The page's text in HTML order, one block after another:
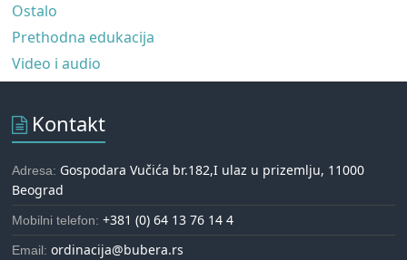
Ostalo
Prethodna edukacija
Video i audio
Kontakt
Adresa: Gospodara Vučića br.182,I ulaz u prizemlju, 11000
Beograd
Mobilni telefon:+381 (0) 64 13 76 14 4
Email:ordinacija@bubera.rs